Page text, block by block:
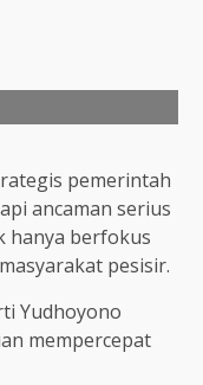
pemerintah
ancaman serius
hanya berfokus
pesisir.
Yudhoyono
mempercepat